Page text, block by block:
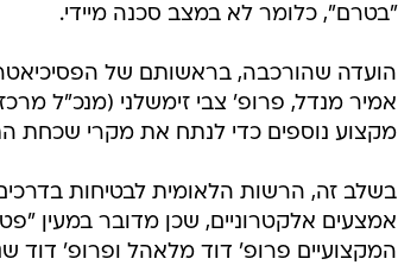
"בטרם", כלומר לא במצב סכנה מיידי.
הועדה שהורכבה, בראשותם של
אמיר מנדל, פרופ' צבי זימשלני (מנכ"ל
מקצוע נוספים כדי לנתח את מקרי שכחת
בשלב זה, הרשות הלאומית לבטיחות
אמצעים אלקטרוניים, שכן מדובר במעין
המקצועיים פרופ' דוד מלאהל ופרופ' דוד